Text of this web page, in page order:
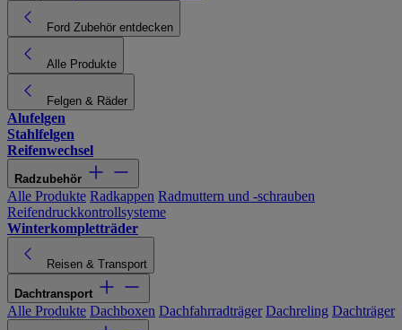
Ford Zubehör entdecken
Alle Produkte
Felgen & Räder
Alufelgen
Stahlfelgen
Reifenwechsel
Radzubehör
Alle Produkte Radkappen Radmuttern und -schrauben
Reifendruckkontrollsysteme
Winterkompletträder
Reisen & Transport
Dachtransport
Alle Produkte Dachboxen Dachfahrradträger Dachreling Dachträger